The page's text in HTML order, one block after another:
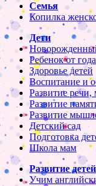
Семья
Копилка
Дети
Ребенок от
Здоровье детей
Воспитание и
Развитие речи,
Развитие
Развитие
Детский сад
Подготовка
Школа мам
Развитие детей
Учим